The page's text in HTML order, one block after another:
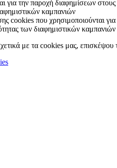
για την παροχή διαφημίσεων
καμπανιών
cookies που χρησιμοποιούνται
των διαφημιστικών καμπανιών
με τα cookies μας, επισκέψου